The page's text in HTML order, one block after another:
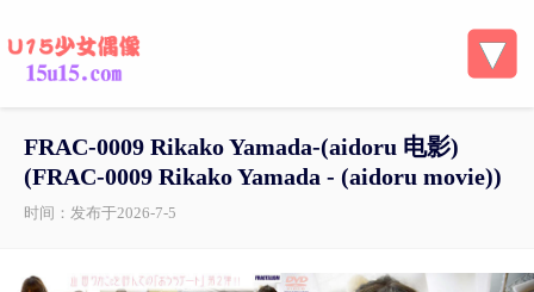
FRAC-0009 Rikako Yamada-(aidoru 电影)
(FRAC-0009 Rikako Yamada - (aidoru movie))
时间：发布于2026-7-5